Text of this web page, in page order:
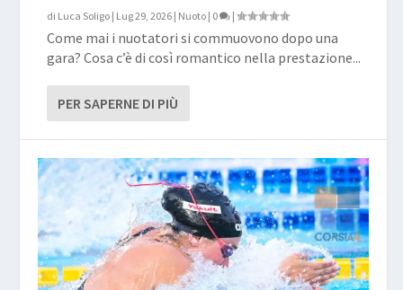
di Luca Soligo | Lug 29, 2026 | Nuoto | 0 |
Come mai i nuotatori si commuovono dopo una
gara? Cosa c’è di così romantico nella prestazione...
PER SAPERNE DI PIÙ